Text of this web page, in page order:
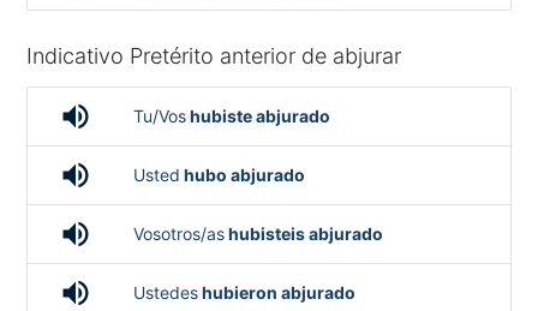
Indicativo Pretérito anterior de abjurar
volume_up Tu/Voshubiste abjurado
volume_up Usted hubo abjurado
volume_up Vosotros/ashubisteis abjurado
volume_up Ustedeshubieron abjurado